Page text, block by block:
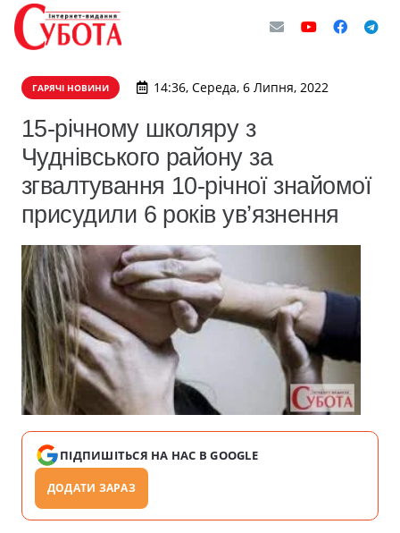
ГАРЯЧІ НОВИНИ 14:36, Середа, 6 Липня, 2022
15-річному школяру з
Чуднівського району за
згвалтування 10-річної знайомої
присудили 6 років ув’язнення
ПІДПИШІТЬСЯ НА НАС В GOOGLE
ДОДАТИ ЗАРАЗ